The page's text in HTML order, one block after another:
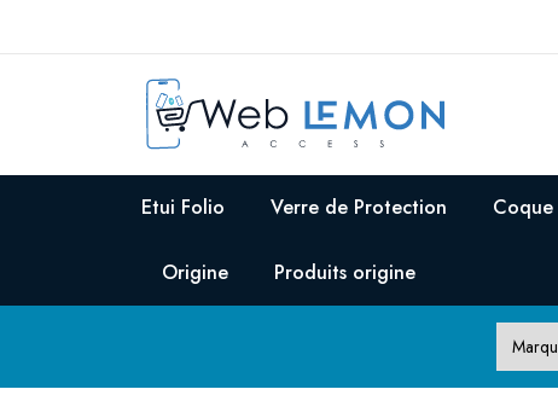
Etui Folio Verre de Protection
Origine Produits origine